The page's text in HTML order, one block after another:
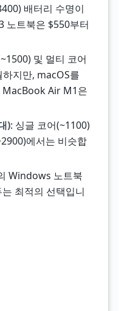
배터리 수명이
노트북은 $550부터
및 멀티 코어
지만, macOS를
MacBook Air M1은
): 싱글 코어(~1100)
에서는 비슷합
Windows 노트북
최적의 선택입니